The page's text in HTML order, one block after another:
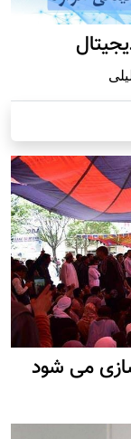
می شود